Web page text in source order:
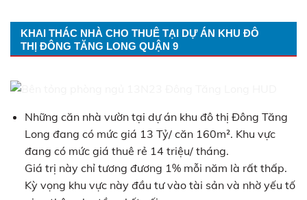
KHAI THÁC NHÀ CHO THUÊ TẠI DỰ ÁN KHU ĐÔ
THỊ ĐÔNG TĂNG LONG QUẬN 9
Những căn nhà vườn tại dự án khu đô thị Đông Tăng
Long đang có mức giá 13 Tỷ/ căn 160m². Khu vực
đang có mức giá thuê rẻ 14 triệu/ tháng.
Giá trị này chỉ tương đương 1% mỗi năm là rất thấp.
Kỳ vọng khu vực này đầu tư vào tài sản và nhờ yếu tố